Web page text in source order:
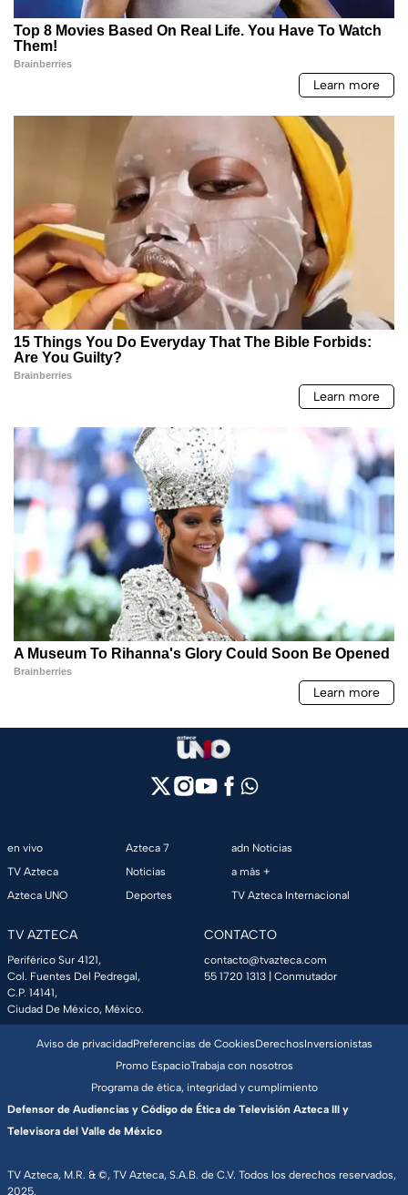
en vivo
TV Azteca
Azteca UNO
Azteca 7
Noticias
Deportes
adn Noticias
a más +
TV Azteca Internacional
TV AZTECA
Periférico Sur 4121,
Col. Fuentes Del Pedregal,
C.P. 14141,
Ciudad De México, México.
CONTACTO
contacto@tvazteca.com
55 1720 1313 | Conmutador
TV Azteca, M.R. & ©, TV Azteca, S.A.B. de C.V. Todos los derechos reservados,
2025.
Aviso de privacidadPreferencias de CookiesDerechosInversionistas
Promo EspacioTrabaja con nosotros
Programa de ética, integridad y cumplimiento
Defensor de Audiencias y Código de Ética de Televisión Azteca III y
Televisora del Valle de México